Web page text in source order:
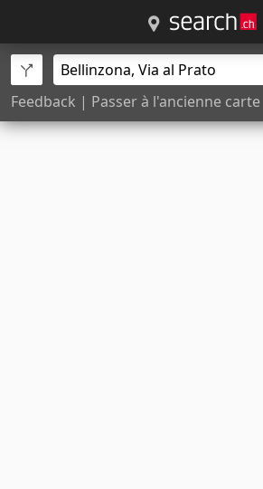
Feedback | Passer à l'ancienne carte